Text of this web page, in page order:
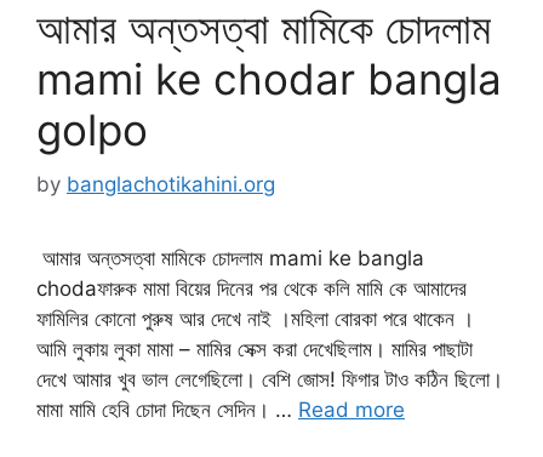
আমার অন্তসত্বা মামিকে চোদলাম
mami ke chodar bangla
golpo
by banglachotikahini.org
আমার অন্তসত্বা মামিকে চোদলাম mami ke bangla
chodaফারুক মামা বিয়ের দিনের পর থেকে কলি মামি কে আমাদের
ফামিলির কোনো পুরুষ আর দেখে নাই ।মহিলা বোরকা পরে থাকেন ।
আমি লুকায় লুকা মামা – মামির সেক্স করা দেখেছিলাম। মামির পাছাটা
দেখে আমার খুব ভাল লেগেছিলো। বেশি জোস! ফিগার টাও কঠিন ছিলো।
মামা মামি হেবি চোদা দিছেন সেদিন। … Read more